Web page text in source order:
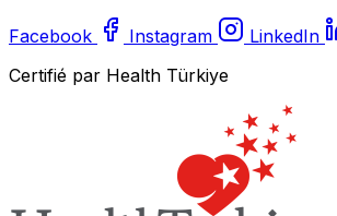
Facebook Instagram
LinkedIn
Certifié par Health Türkiye